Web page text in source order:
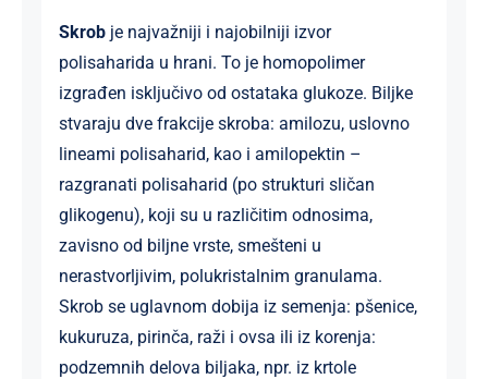
Skrob je najvažniji i najobilniji izvor
polisaharida u hrani. To je homopolimer
izgrađen isključivo od ostataka glukoze. Biljke
stvaraju dve frakcije skroba: amilozu, uslovno
lineami polisaharid, kao i amilopektin –
razgranati polisaharid (po strukturi sličan
glikogenu), koji su u različitim odnosima,
zavisno od biljne vrste, smešteni u
nerastvorljivim, polukristalnim granulama.
Skrob se uglavnom dobija iz semenja: pšenice,
kukuruza, pirinča, raži i ovsa ili iz korenja:
podzemnih delova biljaka, npr. iz krtole